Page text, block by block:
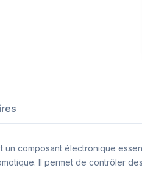
un composant électronique
Il permet de contrôler